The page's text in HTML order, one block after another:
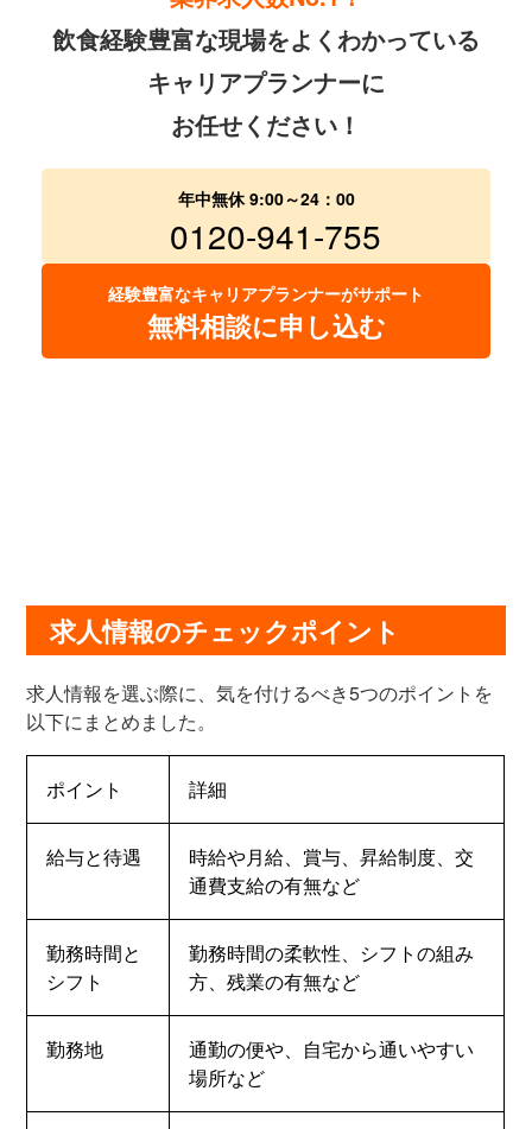
飲食経験豊富な現場をよくわかっている
キャリアプランナーに
お任せください！
年中無休 9:00～24：00
0120-941-755
経験豊富なキャリアプランナーがサポート
無料相談に申し込む
求人情報のチェックポイント
求人情報を選ぶ際に、気を付けるべき5つのポイントを
以下にまとめました。
ポイント 詳細
給与と待遇
時給や月給、賞与、昇給制度、交
通費支給の有無など
勤務時間と
シフト
勤務時間の柔軟性、シフトの組み
方、残業の有無など
勤務地
通勤の便や、自宅から通いやすい
場所など